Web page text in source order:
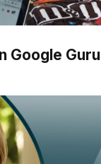
Google Guru